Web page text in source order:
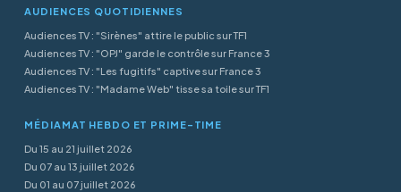
AUDIENCES QUOTIDIENNES
Audiences TV : "Sirènes" attire le public sur TF1
Audiences TV : "OPJ" garde le contrôle sur France 3
Audiences TV : "Les fugitifs" captive sur France 3
Audiences TV : "Madame Web" tisse sa toile sur TF1
MÉDIAMAT HEBDO ET PRIME-TIME
Du 15 au 21 juillet 2026
Du 07 au 13 juillet 2026
Du 01 au 07 juillet 2026